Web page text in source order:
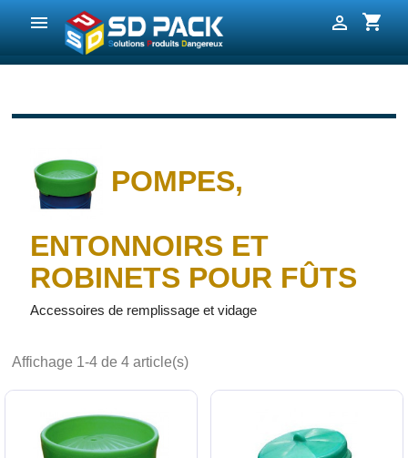
 shopping_cart

POMPES,
ENTONNOIRS ET
ROBINETS POUR FÛTS
Accessoires de remplissage et vidage
Affichage 1-4 de 4 article(s)